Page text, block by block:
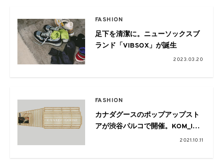
FASHION
足下を清潔に。ニューソックスブ
ランド「VIBSOX」が誕生
2023.03.20
FASHION
カナダグースのポップアップスト
アが渋谷パルコで開催。KOM_I、
Licaxxx、WILYWNKAら9名をビ
2021.10.11